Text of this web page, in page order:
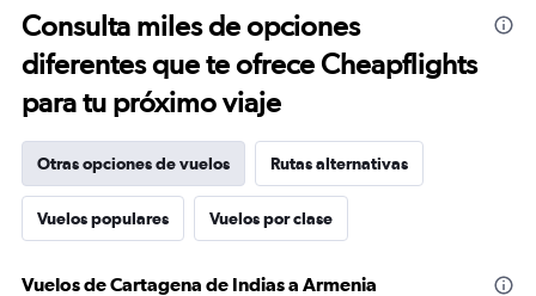
Consulta miles de opciones
diferentes que te ofrece Cheapflights
para tu próximo viaje
Otras opciones de vuelos Rutas alternativas
Vuelos populares Vuelos por clase
Vuelos de Cartagena de Indias a Armenia